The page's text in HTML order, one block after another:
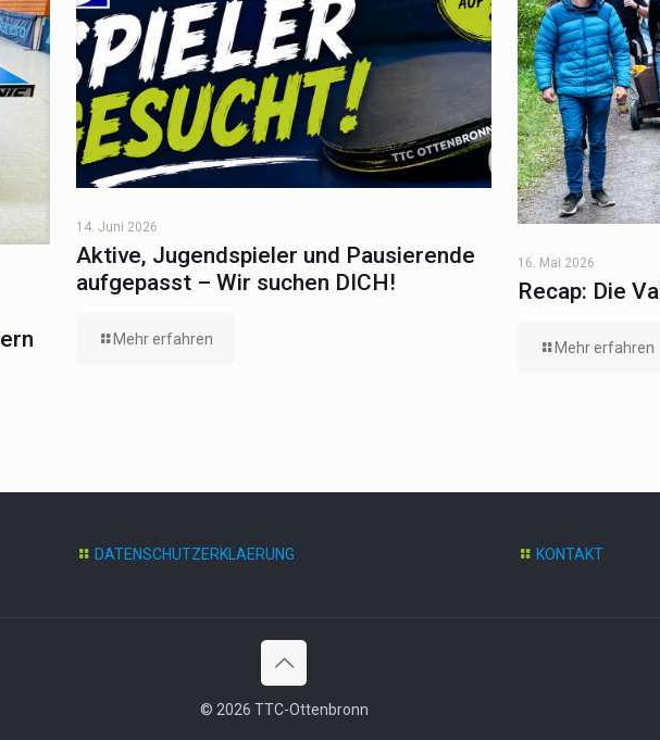
14. Juni 2026
Aktive, Jugendspieler und Pausierende
aufgepasst – Wir suchen DICH!
Mehr erfahren
16. Mai 2026
Recap: Die
Mehr erfahren
DATENSCHUTZERKLAERUNG KONTAKT
© 2026 TTC-Ottenbronn